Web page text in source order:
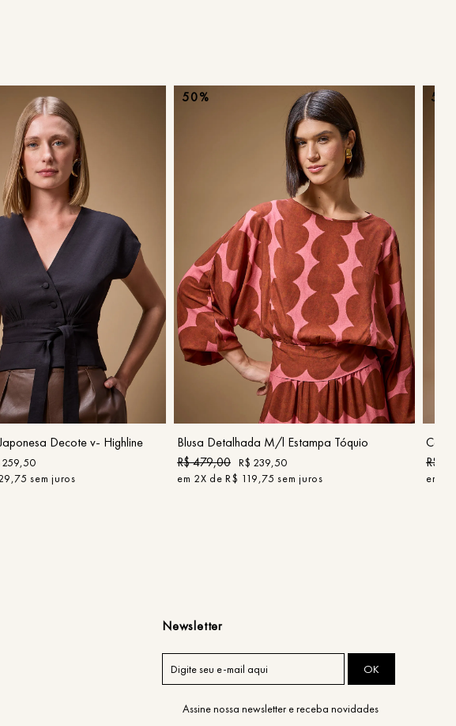
COMPRAR
Decote v- Highline
259,50
,75 sem juros
50%
P G GG
COMPRAR
Blusa Detalhada M/l Estampa Tóquio
R$479,00 R$ 239,50
em 2X deR$ 119,75 sem juros
R$
em
Newsletter
OK
Assine nossa newsletter e receba novidades